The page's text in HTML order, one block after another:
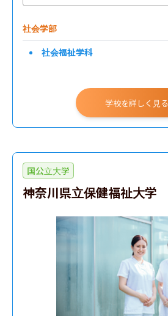
社会学部
社会福祉学科
学校を詳しく見る
国公立大学
神奈川県立保健福祉大学